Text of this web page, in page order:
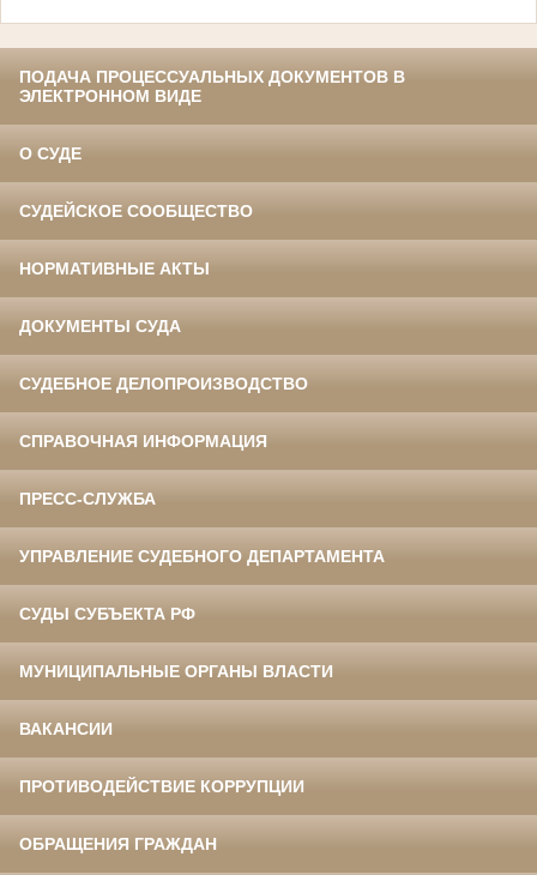
ПОДАЧА ПРОЦЕССУАЛЬНЫХ ДОКУМЕНТОВ В
ЭЛЕКТРОННОМ ВИДЕ
О СУДЕ
СУДЕЙСКОЕ СООБЩЕСТВО
НОРМАТИВНЫЕ АКТЫ
ДОКУМЕНТЫ СУДА
СУДЕБНОЕ ДЕЛОПРОИЗВОДСТВО
СПРАВОЧНАЯ ИНФОРМАЦИЯ
ПРЕСС-СЛУЖБА
УПРАВЛЕНИЕ СУДЕБНОГО ДЕПАРТАМЕНТА
СУДЫ СУБЪЕКТА РФ
МУНИЦИПАЛЬНЫЕ ОРГАНЫ ВЛАСТИ
ВАКАНСИИ
ПРОТИВОДЕЙСТВИЕ КОРРУПЦИИ
ОБРАЩЕНИЯ ГРАЖДАН